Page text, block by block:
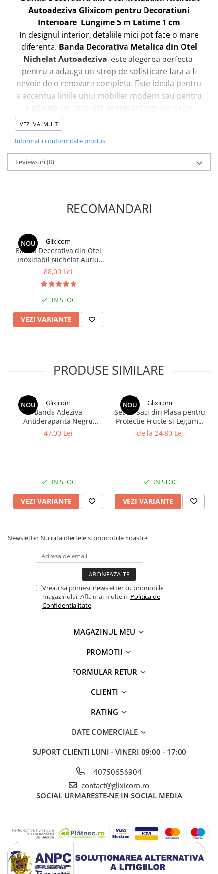
Autoadeziva Glixicom pentru Decoratiuni
Interioare Lungime 5 m Latime 1 cm
In designul interior, detaliile mici pot face o mare
diferenta. Banda Decorativa Metalica din Otel
Nichelat Autoadeziva este alegerea perfecta
pentru a adauga un strop de sofisticare fara a fi
nevoie de o renovare completa. Este ideala pentru
a accentua liniile unui mobilier modern sau pentru
a adauga un contrast interesant intr-un decor
Utilizeaza banda pentru a crea modele unice pe
pereti sau pentru a defini spatiile intr-un mod
subtil si elegant. Poate servi ca o bordura fina in
jurul unei oglinzi sau poate fi folosita pentru a
doar la imaginatia ta.
Transforma-ti spatiul intr-o adevarata opera de
arta cu ajutorul acestei
Benzi Decorative Metalice
Autoadeziva pentru Decoratiuni din Otel
personala, spatiu comercial sau biroul tau!
Fabricata in totalitate din otel inoxidabil, aceasta
banda decorativa metalica este conceputa sa
rezistenta sa exceptionala la coroziune si
arata impecabil ani la rand.
VEZI MAI MULT
Informatii conformitate produs
Review-uri(0)
RECOMANDARI
NOU Glixicom
Banda Decorativa din Otel
Inoxidabil Nichelat Auriu
Autoadeziva Glixicom
Interioare Lungime 5 m
Latime 2 cm
88,00 Lei
IN STOC
VEZI VARIANTE
PRODUSE SIMILARE
NOU Glixicom
Banda Adeziva
Antiderapanta Negru
pentru Scari/Trepte
47,00 Lei
IN STOC
VEZI VARIANTE
NOU Glixicom
Set 20 Saci din Plasa pentru
Protectie Fructe si Legume,
Anti-Insecte, Anti-Pasari,
de la 24,80 Lei
IN STOC
VEZI VARIANTE
Newsletter Nu rata ofertele si promotiile noastre
Vreau sa primesc newsletter cu promotiile
magazinului. Afla mai multe in Politica de
Confidentialitate
MAGAZINUL MEU
PROMOTII
FORMULAR RETUR
CLIENTI
RATING
DATE COMERCIALE
SUPORT CLIENTI LUNI - VINERI 09:00 - 17:00
+40750656904
contact@glixicom.ro
SOCIAL URMARESTE-NE IN SOCIAL MEDIA